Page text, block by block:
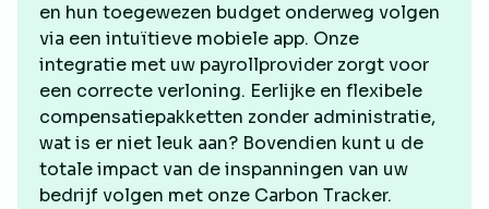
en hun toegewezen budget onderweg volgen
via een intuïtieve mobiele app. Onze
integratie met uw payrollprovider zorgt voor
een correcte verloning. Eerlijke en flexibele
compensatiepakketten zonder administratie,
wat is er niet leuk aan? Bovendien kunt u de
totale impact van de inspanningen van uw
bedrijf volgen met onze Carbon Tracker.